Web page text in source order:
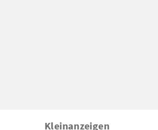
Kleinanzeigen